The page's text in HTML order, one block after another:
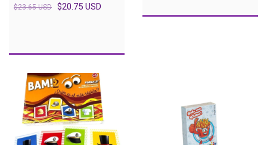
$23.65 USD $20.75 USD